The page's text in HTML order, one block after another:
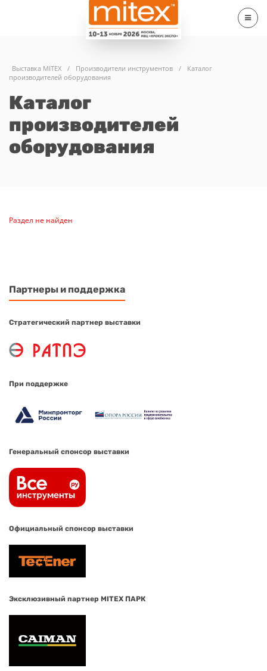
Выставка MITEX / Производители инструментов /
Каталог
производителей оборудования
Каталог
производителей
оборудования
Раздел не найден
Партнеры и поддержка
Стратегический партнер выставки
При поддержке
Генеральный спонсор выставки
Официальный спонсор выставки
Эксклюзивный партнер MITEX ПАРК